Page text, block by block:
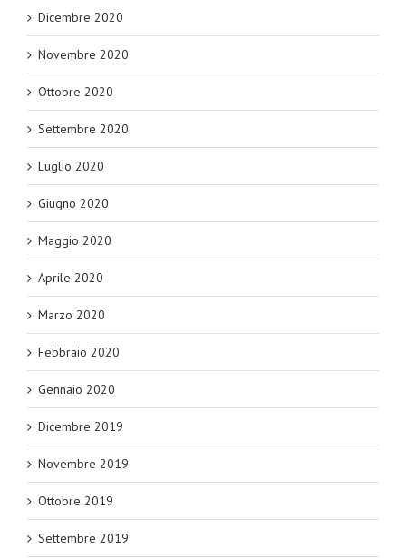
Dicembre 2020
Novembre 2020
Ottobre 2020
Settembre 2020
Luglio 2020
Giugno 2020
Maggio 2020
Aprile 2020
Marzo 2020
Febbraio 2020
Gennaio 2020
Dicembre 2019
Novembre 2019
Ottobre 2019
Settembre 2019